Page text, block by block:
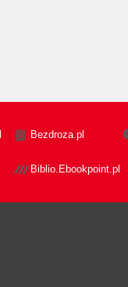
Bezdroza.pl
Biblio.Ebookpoint.pl